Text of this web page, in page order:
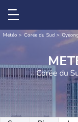
Météo Corée du Sud
Corée du